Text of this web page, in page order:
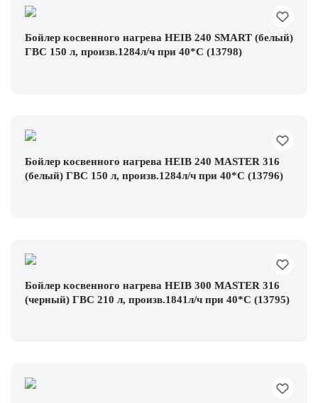
Бойлер косвенного нагрева HEIB 240 SMART (белый)
ГВС 150 л, произв.1284л/ч при 40*С (13798)
Бойлер косвенного нагрева HEIB 240 MASTER 316
(белый) ГВС 150 л, произв.1284л/ч при 40*С (13796)
Бойлер косвенного нагрева HEIB 300 MASTER 316
(черный) ГВС 210 л, произв.1841л/ч при 40*С (13795)